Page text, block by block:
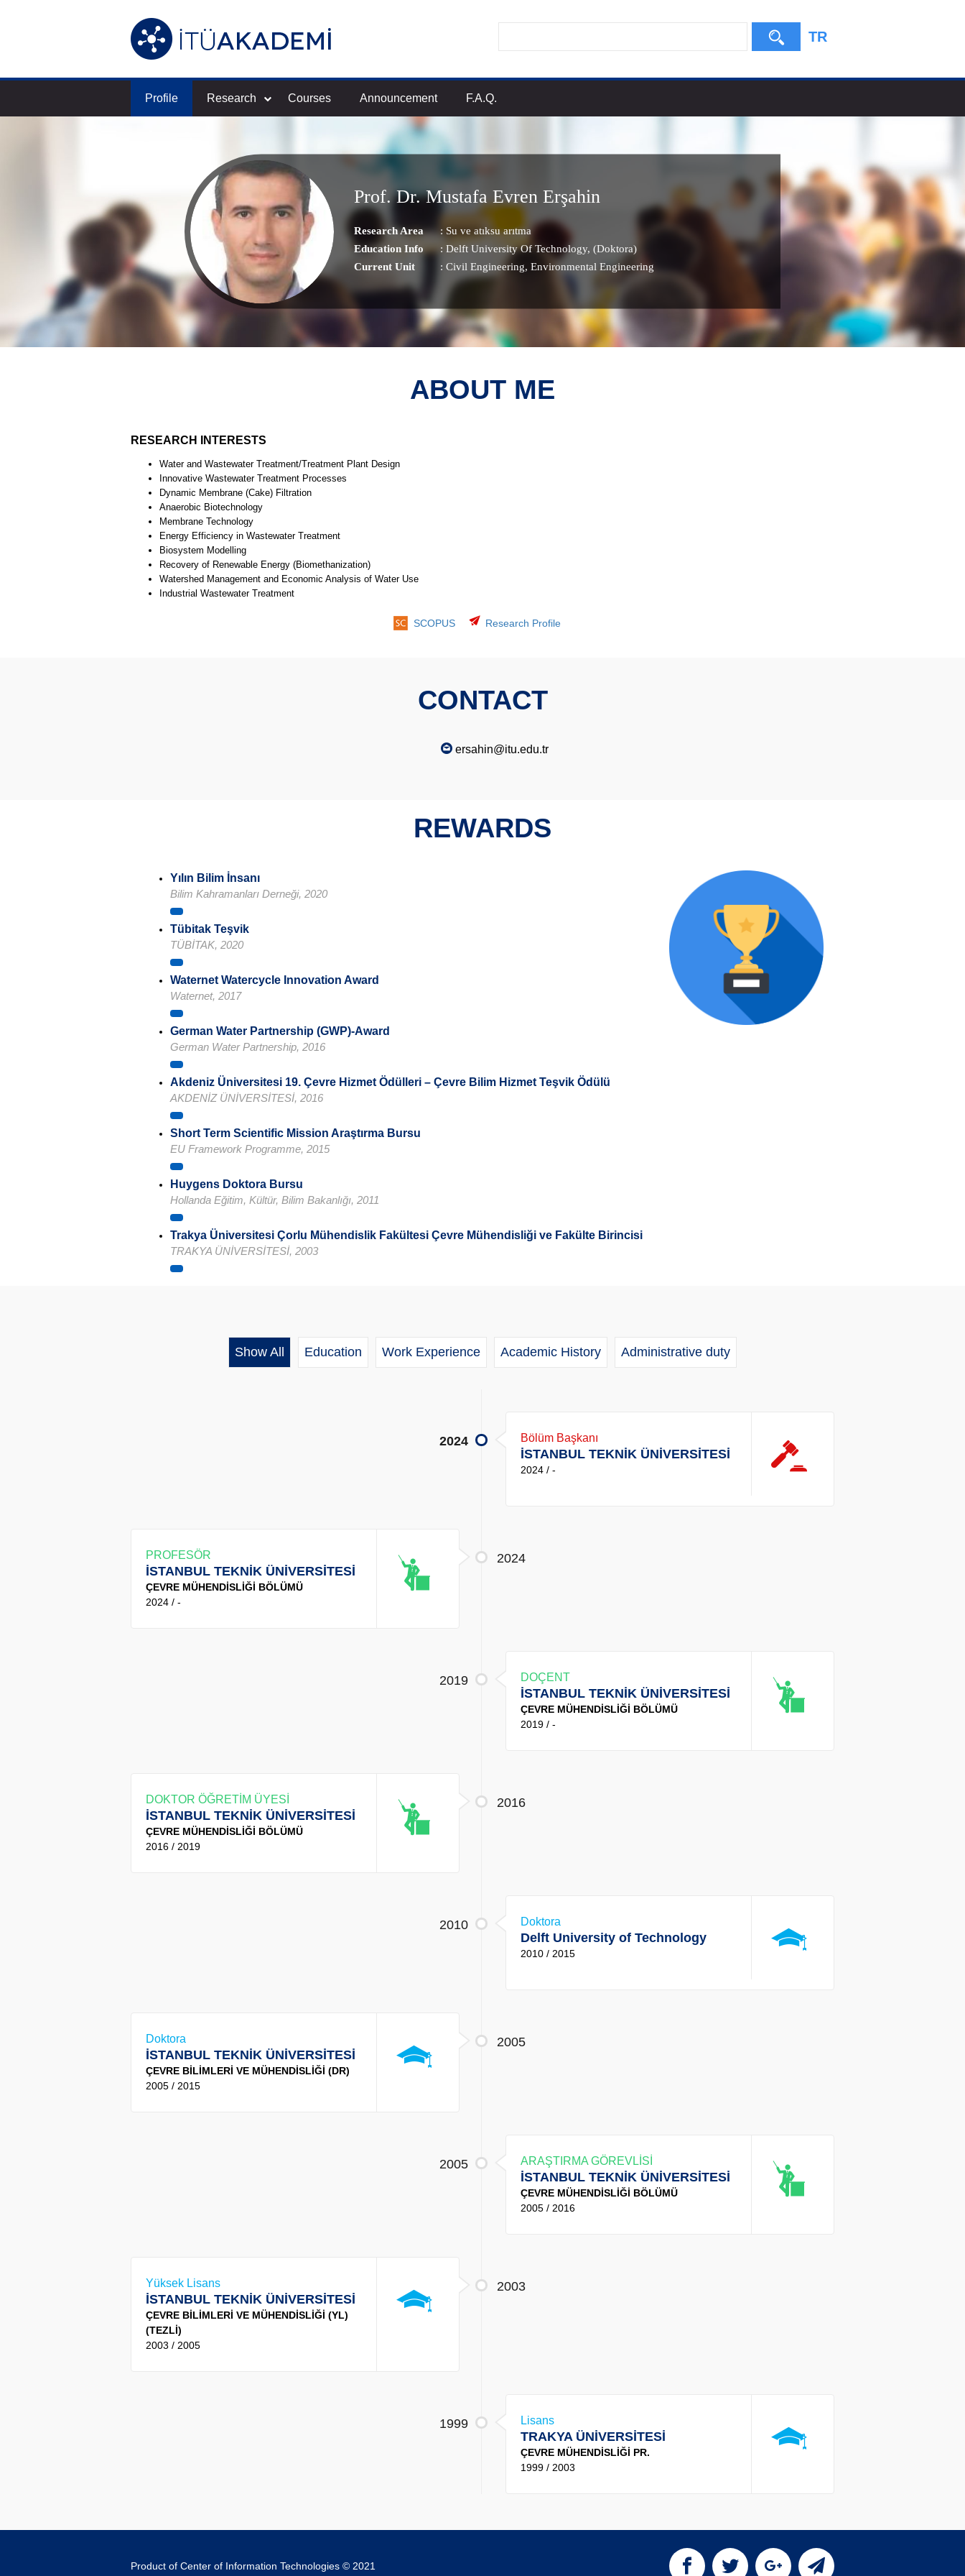
TR
Profile Research Courses Announcement F.A.Q.
Prof. Dr. Mustafa Evren Erşahin
Research Area : Su ve atıksu arıtma
Education Info
: Delft University Of Technology, (Doktora)
Current Unit
: Civil Engineering, Environmental Engineering
ABOUT ME
RESEARCH INTERESTS
Water and Wastewater Treatment/Treatment Plant Design
Innovative Wastewater Treatment Processes
Dynamic Membrane (Cake) Filtration
Anaerobic Biotechnology
Membrane Technology
Energy Efficiency in Wastewater Treatment
Biosystem Modelling
Recovery of Renewable Energy (Biomethanization)
Watershed Management and Economic Analysis of Water Use
Industrial Wastewater Treatment
SCOPUS Research Profile
CONTACT
ersahin@itu.edu.tr
REWARDS
Yılın Bilim İnsanı
Bilim Kahramanları Derneği, 2020
Tübitak Teşvik
TÜBİTAK, 2020
Waternet Watercycle Innovation Award
Waternet, 2017
German Water Partnership (GWP)-Award
German Water Partnership, 2016
Akdeniz Üniversitesi 19. Çevre Hizmet Ödülleri – Çevre Bilim Hizmet Teşvik Ödülü
AKDENİZ ÜNİVERSİTESİ, 2016
Short Term Scientific Mission Araştırma Bursu
EU Framework Programme, 2015
Huygens Doktora Bursu
Hollanda Eğitim, Kültür, Bilim Bakanlığı, 2011
Trakya Üniversitesi Çorlu Mühendislik Fakültesi Çevre Mühendisliği ve Fakülte Birincisi
TRAKYA ÜNİVERSİTESİ, 2003
Show All Education Work Experience Academic History Administrative duty
2024 Bölüm Başkanı
İSTANBUL TEKNİK ÜNİVERSİTESİ
2024 / -
2024
PROFESÖR
İSTANBUL TEKNİK ÜNİVERSİTESİ
ÇEVRE MÜHENDİSLİĞİ BÖLÜMÜ
2024 / -
2019 DOÇENT
İSTANBUL TEKNİK ÜNİVERSİTESİ
ÇEVRE MÜHENDİSLİĞİ BÖLÜMÜ
2019 / -
2016
DOKTOR ÖĞRETİM ÜYESİ
İSTANBUL TEKNİK ÜNİVERSİTESİ
ÇEVRE MÜHENDİSLİĞİ BÖLÜMÜ
2016 / 2019
2010 Doktora
Delft University of Technology
2010 / 2015
2005
Doktora
İSTANBUL TEKNİK ÜNİVERSİTESİ
ÇEVRE BİLİMLERİ VE MÜHENDİSLİĞİ (DR)
2005 / 2015
2005 ARAŞTIRMA GÖREVLİSİ
İSTANBUL TEKNİK ÜNİVERSİTESİ
ÇEVRE MÜHENDİSLİĞİ BÖLÜMÜ
2005 / 2016
2003
Yüksek Lisans
İSTANBUL TEKNİK ÜNİVERSİTESİ
ÇEVRE BİLİMLERİ VE MÜHENDİSLİĞİ (YL)
(TEZLİ)
2003 / 2005
1999 Lisans
TRAKYA ÜNİVERSİTESİ
ÇEVRE MÜHENDİSLİĞİ PR.
1999 / 2003
Product of Center of Information Technologies © 2021